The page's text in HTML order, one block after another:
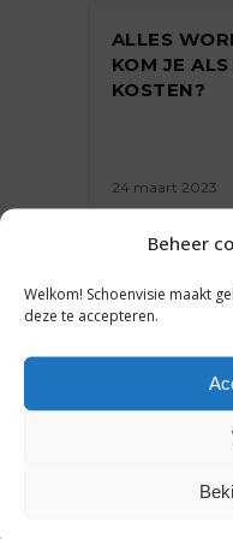
Beheer
Welkom! Schoenvisie maakt
deze te accepteren.
ALLES
KOM JE
KOSTEN?
24 maart 2023
HET IS
WINKEL TE
DE RETAIL